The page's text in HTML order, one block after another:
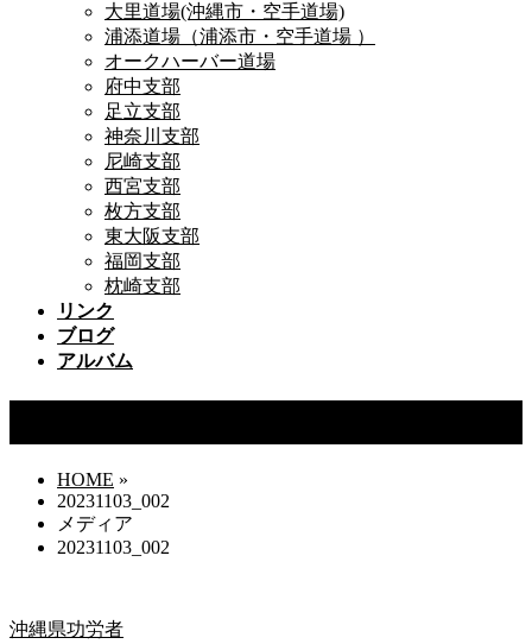
大里道場(沖縄市・空手道場)
浦添道場（浦添市・空手道場 ）
オークハーバー道場
府中支部
足立支部
神奈川支部
尼崎支部
西宮支部
枚方支部
東大阪支部
福岡支部
枕崎支部
リンク
ブログ
アルバム
HOME »
20231103_002
メディア
20231103_002
沖縄県功労者